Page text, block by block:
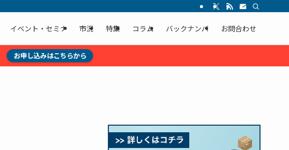
イベント・セミナ 市況 特集 コラム バックナンバ お問合わせ
お申し込みはこちらから